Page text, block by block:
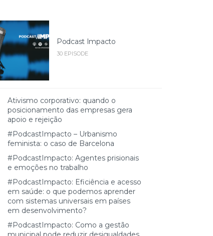
Podcast Impacto
30 EPISODE
Ativismo corporativo: quando o
posicionamento das empresas gera
apoio e rejeição
#PodcastImpacto – Urbanismo
feminista: o caso de Barcelona
#PodcastImpacto: Agentes prisionais
e emoções no trabalho
#PodcastImpacto: Eficiência e acesso
em saúde: o que podemos aprender
com sistemas universais em países
em desenvolvimento?
#PodcastImpacto: Como a gestão